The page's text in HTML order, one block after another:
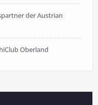
der Austrian
Oberland